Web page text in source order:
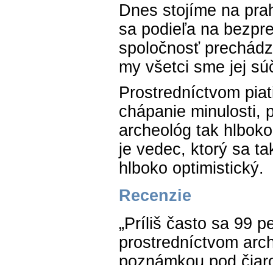
Dnes stojíme na
sa podieľa na
spoločnosť
my všetci sme jej
Prostredníctvom
chápanie minulosti,
archeológ tak
je vedec, ktorý sa
hlboko optimistický.
Recenzie
„Príliš často sa 99
prostredníctvom
poznámkou pod